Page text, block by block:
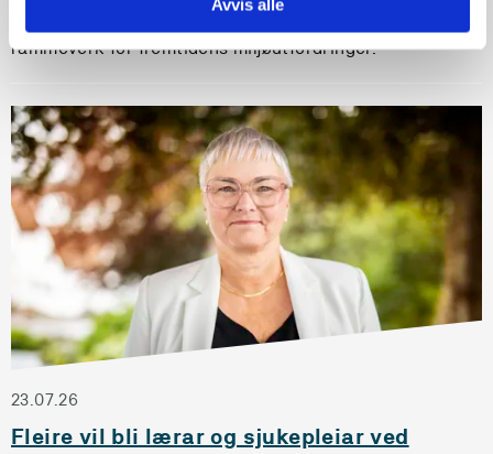
Avvis alle
rammeverk for fremtidens miljøutfordringer.
23.07.26
Fleire vil bli lærar og sjukepleiar ved